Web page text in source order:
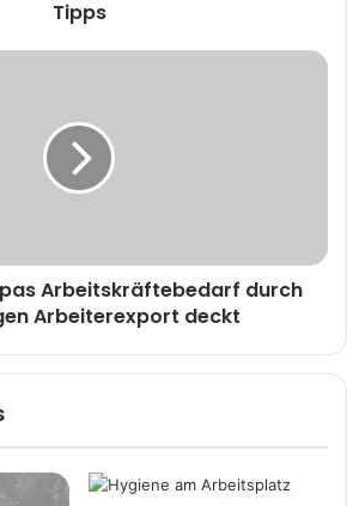
Tipps
Arbeitskräftebedarf durch
Arbeiterexport deckt